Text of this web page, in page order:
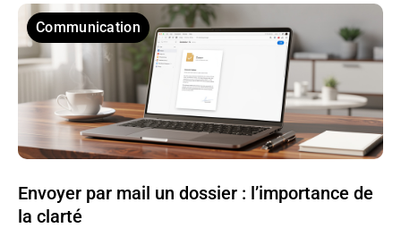
Communication
Envoyer par mail un dossier : l’importance de
la clarté